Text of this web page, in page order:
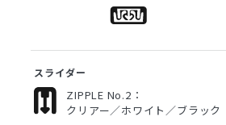
スライダー
ZIPPLE No.2：
クリアー／ホワイト／ブラック